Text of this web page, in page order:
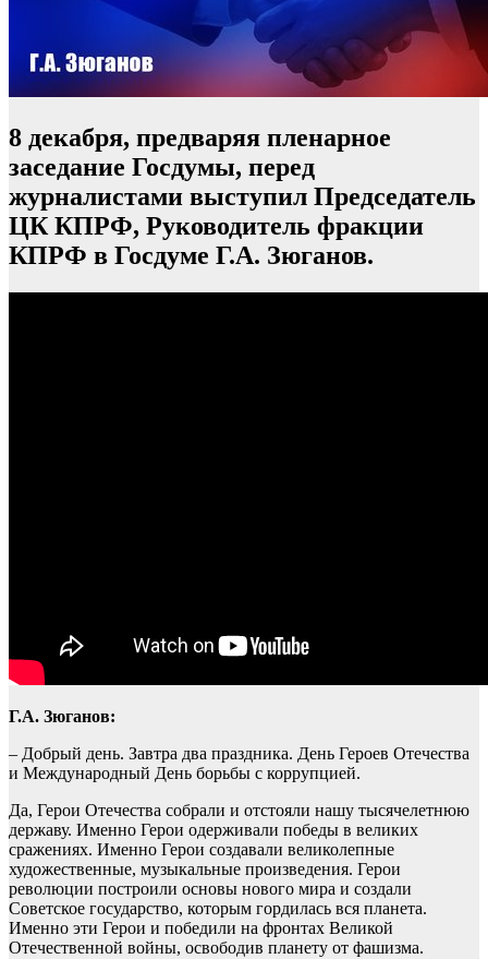
8 декабря, предваряя пленарное
заседание Госдумы, перед
журналистами выступил Председатель
ЦК КПРФ, Руководитель фракции
КПРФ в Госдуме Г.А. Зюганов.
Г.А. Зюганов:
– Добрый день. Завтра два праздника. День Героев Отечества
и Международный День борьбы с коррупцией.
Да, Герои Отечества собрали и отстояли нашу тысячелетнюю
державу. Именно Герои одерживали победы в великих
сражениях. Именно Герои создавали великолепные
художественные, музыкальные произведения. Герои
революции построили основы нового мира и создали
Советское государство, которым гордилась вся планета.
Именно эти Герои и победили на фронтах Великой
Отечественной войны, освободив планету от фашизма.